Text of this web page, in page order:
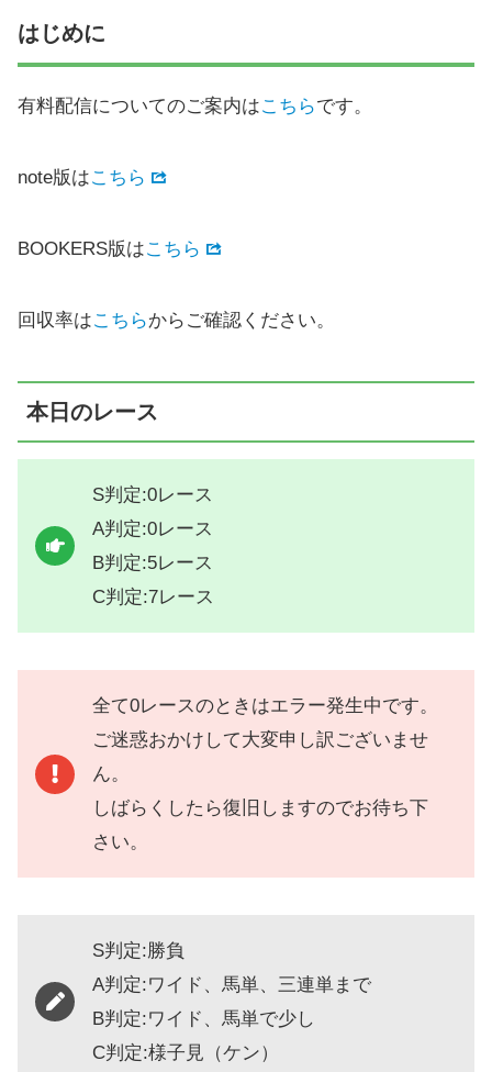
はじめに
有料配信についてのご案内はこちらです。
note版はこちら
BOOKERS版はこちら
回収率はこちらからご確認ください。
本日のレース
S判定:0レース
A判定:0レース
B判定:5レース
C判定:7レース
全て0レースのときはエラー発生中です。
ご迷惑おかけして大変申し訳ございませ
ん。
しばらくしたら復旧しますのでお待ち下
さい。
S判定:勝負
A判定:ワイド、馬単、三連単まで
B判定:ワイド、馬単で少し
C判定:様子見（ケン）